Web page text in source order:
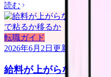
読む
転職ガイド
2026年6月2日 更新
給料が上がらない看護